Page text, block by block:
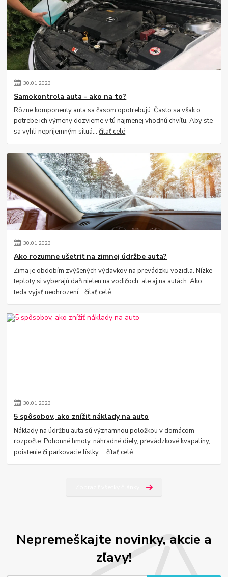
30.01.2023
Samokontrola auta - ako na to?
Rôzne komponenty auta sa časom opotrebujú. Často sa však o
potrebe ich výmeny dozvieme v tú najmenej vhodnú chvíľu. Aby ste
sa vyhli nepríjemným situá...čítať celé
30.01.2023
Ako rozumne ušetriť na zimnej údržbe auta?
Zima je obdobím zvýšených výdavkov na prevádzku vozidla. Nízke
teploty si vyberajú daň nielen na vodičoch, ale aj na autách. Ako
teda vyjsť neohrození...čítať celé
30.01.2023
5 spôsobov, ako znížiť náklady na auto
Náklady na údržbu auta sú významnou položkou v domácom
rozpočte. Pohonné hmoty, náhradné diely, prevádzkové kvapaliny,
poistenie či parkovacie lístky ...čítať celé
Nepremeškajte novinky, akcie a
zľavy!